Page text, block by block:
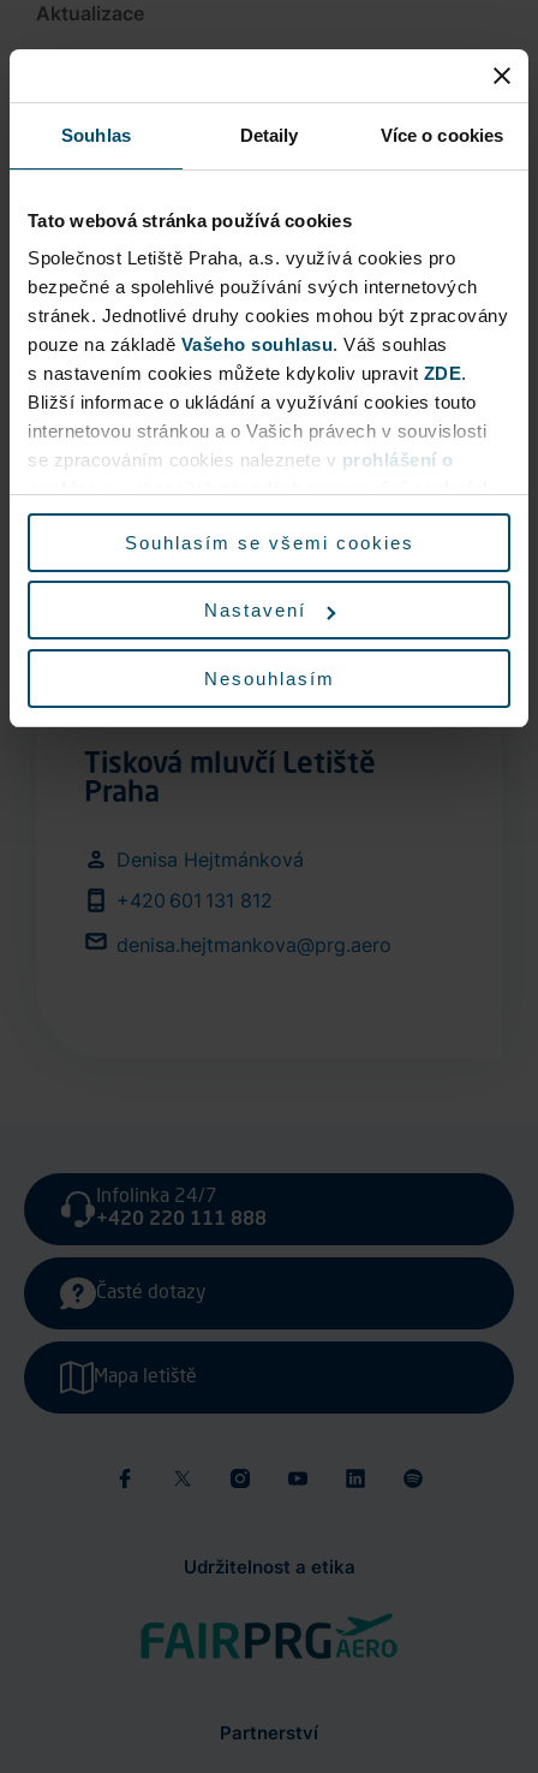
Souhlas Detaily Více o cookies
Tato webová stránka používá cookies
Společnost Letiště Praha, a.s. využívá cookies pro
bezpečné a spolehlivé používání svých internetových
stránek. Jednotlivé druhy cookies mohou být zpracovány
pouze na základě Vašeho souhlasu. Váš souhlas
s nastavením cookies můžete kdykoliv upravit ZDE.
Bližší informace o ukládání a využívání cookies touto
internetovou stránkou a o Vašich právech v souvislosti
se zpracováním cookies naleznete v prohlášení o
údajů.
Souhlasím se všemi cookies
Nastavení
Nesouhlasím
Aktualizace
povolené přílety ze 2 na 6 za hodinu. Opatření je
nezbytné pro zajištění odmrazování a celkové
provozních ploch. Prvořadá je bezpečnost
pohybujících se na ploše. Prosíme cestující, aby
sledovali naše webové stránky s aktuálním
přehledem příletů a odletů a také informace od
letecké společnosti, která vypravuje jejich let.
Aktualizace 13:00
Provoz na Letišti Václava Havla Praha je již bez
omezení. Po zbytek dne očekáváme, že bude
docházet ke zpoždění letů. Do této doby bylo
zrušeno 9 příletů a 9 odletů. Zpoždění se pohybují
v řádech hodin. Předpokládáme, že se během dne
již provozní situace nebude zhoršovat.
Kontakt pro média
Tisková mluvčí Letiště
Praha
Denisa Hejtmánková
+420 601 131 812
denisa.hejtmankova@prg.aero
Dopravní omezení
Vzhledem k rekonstrukci křižovatky Aviatická lze
očekávat ve špičkách dopravní omezení a delší
dobu jízdy na letiště.
která není dotčena dopravními omezeními v místě
stavby.
Udržitelnost a etika
Infolinka 24/7
+420 220 111 888
Časté dotazy
Mapa letiště
Partnerství